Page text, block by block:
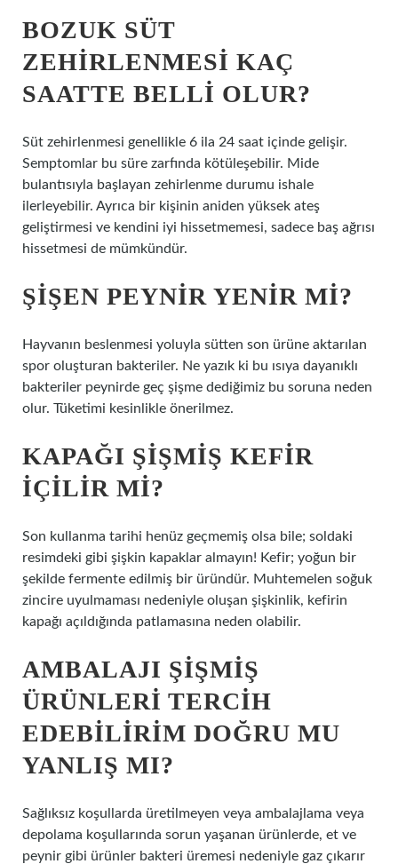
BOZUK SÜT
ZEHIRLENMESI KAÇ
SAATTE BELLI OLUR?
Süt zehirlenmesi genellikle 6 ila 24 saat içinde gelişir.
Semptomlar bu süre zarfında kötüleşebilir. Mide
bulantısıyla başlayan zehirlenme durumu ishale
ilerleyebilir. Ayrıca bir kişinin aniden yüksek ateş
geliştirmesi ve kendini iyi hissetmemesi, sadece baş ağrısı
hissetmesi de mümkündür.
ŞIŞEN PEYNIR YENIR MI?
Hayvanın beslenmesi yoluyla sütten son ürüne aktarılan
spor oluşturan bakteriler. Ne yazık ki bu ısıya dayanıklı
bakteriler peynirde geç şişme dediğimiz bu soruna neden
olur. Tüketimi kesinlikle önerilmez.
KAPAĞI ŞIŞMIŞ KEFIR
IÇILIR MI?
Son kullanma tarihi henüz geçmemiş olsa bile; soldaki
resimdeki gibi şişkin kapaklar almayın! Kefir; yoğun bir
şekilde fermente edilmiş bir üründür. Muhtemelen soğuk
zincire uyulmaması nedeniyle oluşan şişkinlik, kefirin
kapağı açıldığında patlamasına neden olabilir.
AMBALAJI ŞIŞMIŞ
ÜRÜNLERI TERCIH
EDEBILIRIM DOĞRU MU
YANLIŞ MI?
Sağlıksız koşullarda üretilmeyen veya ambalajlama veya
depolama koşullarında sorun yaşanan ürünlerde, et ve
peynir gibi ürünler bakteri üremesi nedeniyle gaz çıkarır